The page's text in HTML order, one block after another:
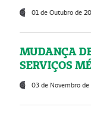
01 de Outubro de
MUDANÇA
SERVIÇOS
03 de Novembro